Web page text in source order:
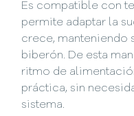
Es compatible con
permite adaptar la
crece, manteniendo
biberón. De esta
ritmo de
práctica, sin
sistema.